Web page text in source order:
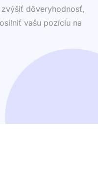
dôveryhodnosť,
vašu pozíciu na